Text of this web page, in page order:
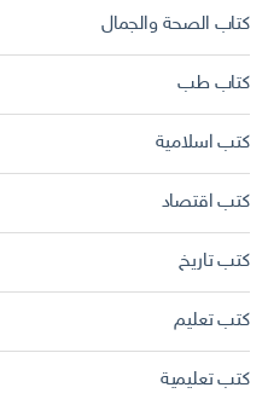
كتاب الصحة والجمال
كتاب طب
كتب اسلامية
كتب اقتصاد
كتب تاريخ
كتب تعليم
كتب تعليمية